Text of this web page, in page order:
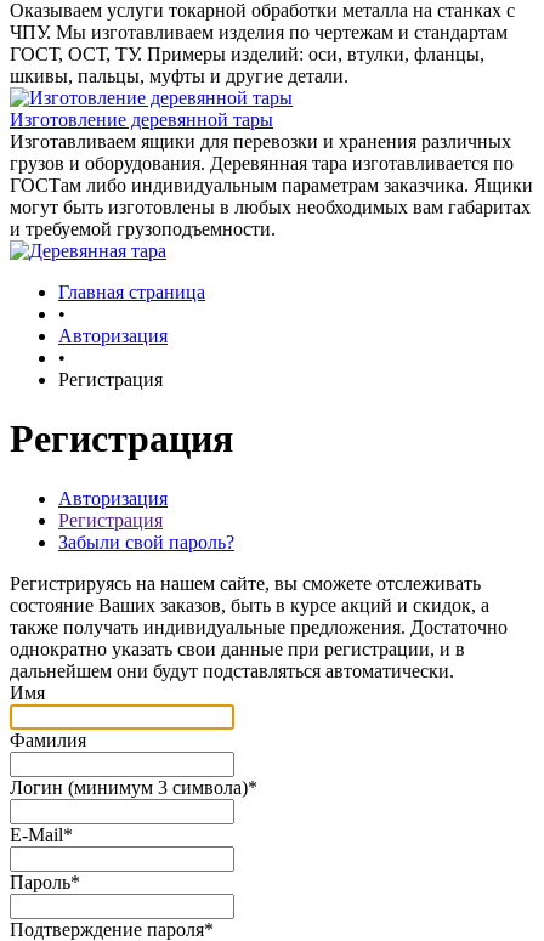
Оказываем услуги токарной обработки металла на станках с
ЧПУ. Мы изготавливаем изделия по чертежам и стандартам
ГОСТ, ОСТ, ТУ. Примеры изделий: оси, втулки, фланцы,
шкивы, пальцы, муфты и другие детали.
Изготовление деревянной тары
Изготавливаем ящики для перевозки и хранения различных
грузов и оборудования. Деревянная тара изготавливается по
ГОСТам либо индивидуальным параметрам заказчика. Ящики
могут быть изготовлены в любых необходимых вам габаритах
и требуемой грузоподъемности.
Главная страница
•
Авторизация
•
Регистрация
Регистрация
Авторизация
Регистрация
Забыли свой пароль?
Регистрируясь на нашем сайте, вы сможете отслеживать
состояние Ваших заказов, быть в курсе акций и скидок, а
также получать индивидуальные предложения. Достаточно
однократно указать свои данные при регистрации, и в
дальнейшем они будут подставляться автоматически.
Имя
Фамилия
Логин (минимум 3 символа)*
E-Mail*
Пароль*
Подтверждение пароля*